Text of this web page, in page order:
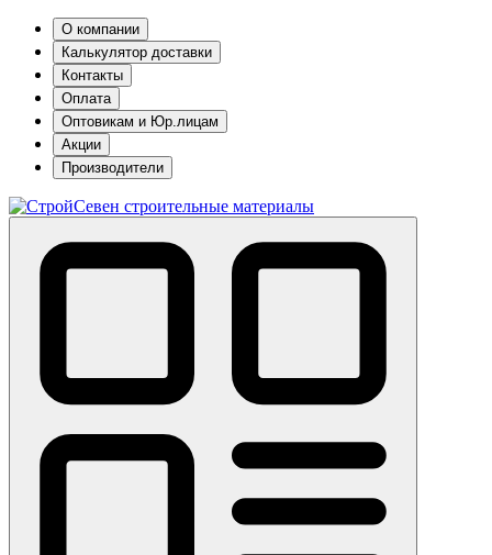
О компании
Калькулятор доставки
Контакты
Оплата
Оптовикам и Юр.лицам
Акции
Производители